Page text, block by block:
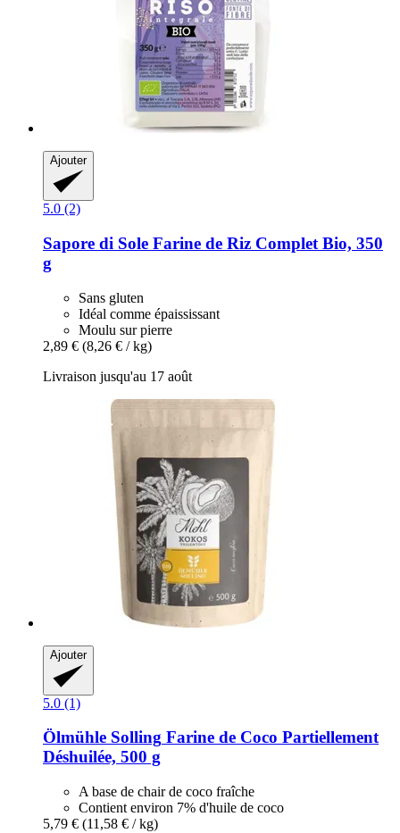
Ajouter
5.0 (2)
Sapore di Sole Farine de Riz Complet Bio, 350
g
Sans gluten
Idéal comme épaississant
Moulu sur pierre
2,89 € (8,26 € / kg)
Livraison jusqu'au 17 août
Ajouter
5.0 (1)
Ölmühle Solling Farine de Coco Partiellement
Déshuilée, 500 g
A base de chair de coco fraîche
Contient environ 7% d'huile de coco
5,79 € (11,58 € / kg)